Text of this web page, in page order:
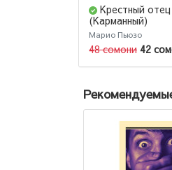
Крестный
(Карманный)
Марио Пьюзо
48 сомони 42